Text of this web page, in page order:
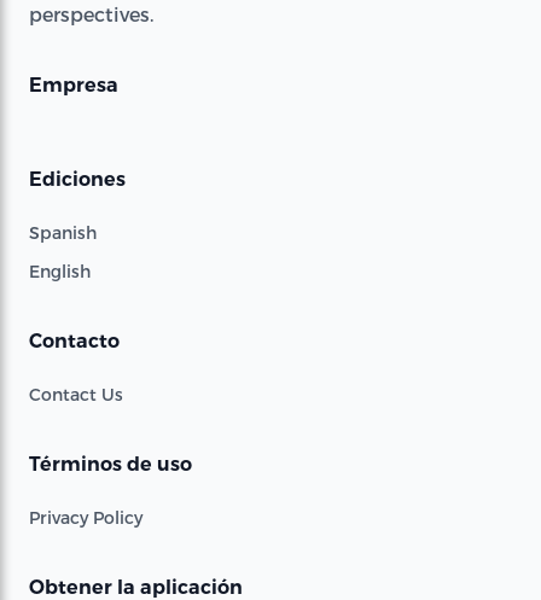
perspectives.
Empresa
Ediciones
Spanish
English
Contacto
Contact Us
Términos de uso
Privacy Policy
Obtener la aplicación